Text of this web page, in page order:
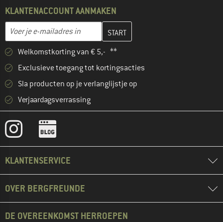
KLANTENACCOUNT AANMAKEN
E-mailadres
Vul je e-mailadres hier in en maak in de volgende stap je
Welkomstkorting van € 5,- **
Exclusieve toegang tot kortingsacties
Sla producten op je verlanglijstje op
Verjaardagsverrassing
KLANTENSERVICE
OVER BERGFREUNDE
DE OVEREENKOMST HERROEPEN